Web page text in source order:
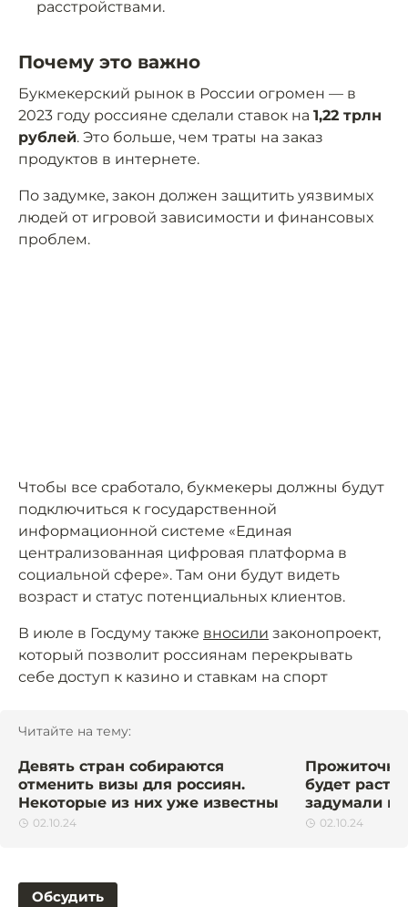
расстройствами.
Почему это важно
Букмекерский рынок в России огромен — в
2023 году россияне сделали ставок на 1,22 трлн
рублей. Это больше, чем траты на заказ
продуктов в интернете.
По задумке, закон должен защитить уязвимых
людей от игровой зависимости и финансовых
проблем.
Чтобы все сработало, букмекеры должны будут
подключиться к государственной
информационной системе «Единая
централизованная цифровая платформа в
социальной сфере». Там они будут видеть
возраст и статус потенциальных клиентов.
В июле в Госдуму также вносили законопроект,
который позволит россиянам перекрывать
себе доступ к казино и ставкам на спорт
Читайте на тему:
Девять стран собираются
отменить визы для россиян.
Некоторые из них уже известны
02.10.24
будет
задумали
02.10.24
Обсудить